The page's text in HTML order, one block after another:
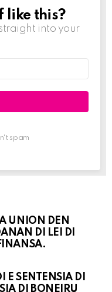
like this?
into your
spam
UNION DEN
DI LEI DI
E SENTENSIA DI
DI BONEIRU